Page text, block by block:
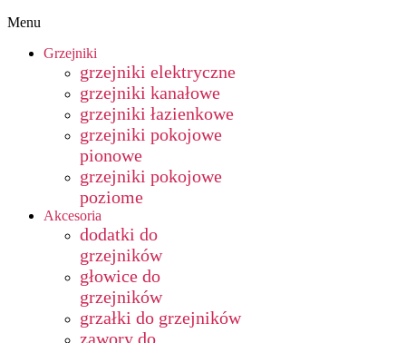
Menu
Grzejniki
grzejniki elektryczne
grzejniki kanałowe
grzejniki łazienkowe
grzejniki pokojowe
pionowe
grzejniki pokojowe
poziome
Akcesoria
dodatki do
grzejników
głowice do
grzejników
grzałki do grzejników
zawory do